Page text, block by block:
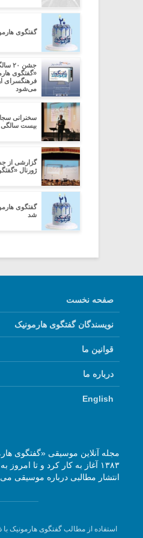
گفتگوی
جشن
«گفتگوی
فرهنگسرای
می‌شود
سخنرانی
بیست سالگی
گزارشی از
ژورنال
گفتگوی
شد
صفحه نخست
نویسندگان گفتگوی هارمونیک
قوانین ما
درباره ما
English
۱۳۸۳ آغاز به کار کرد و تا
انتشار مطالبی درباره موسیقی
استفاده از مطالب گفتگوی هارمونیک